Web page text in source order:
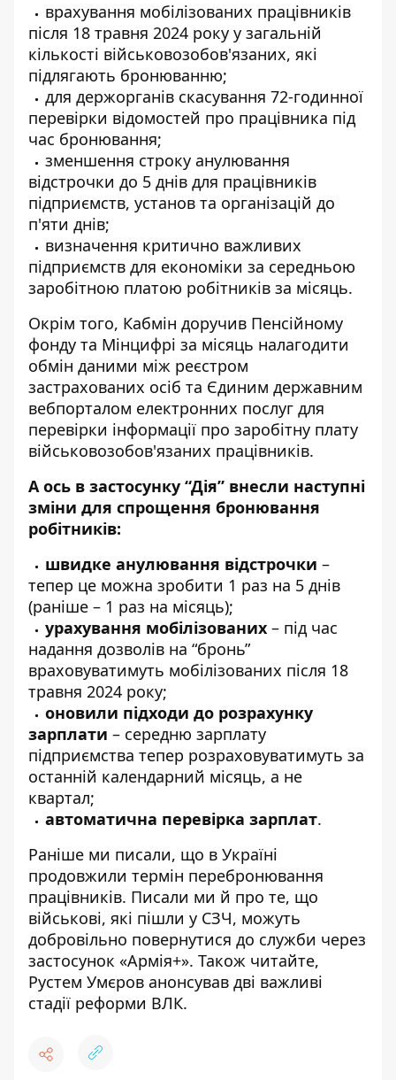
врахування мобілізованих працівників
після 18 травня 2024 року у загальній
кількості військовозобов'язаних, які
підлягають бронюванню;
для держорганів скасування 72-годинної
перевірки відомостей про працівника під
час бронювання;
зменшення строку анулювання
відстрочки до 5 днів для працівників
підприємств, установ та організацій до
п'яти днів;
визначення критично важливих
підприємств для економіки за середньою
заробітною платою робітників за місяць.
Окрім того, Кабмін доручив Пенсійному
фонду та Мінцифрі за місяць налагодити
обмін даними між реєстром
застрахованих осіб та Єдиним державним
вебпорталом електронних послуг для
перевірки інформації про заробітну плату
військовозобов'язаних працівників.
А ось в застосунку “Дія” внесли наступні
зміни для спрощення бронювання
робітників:
швидке анулювання відстрочки –
тепер це можна зробити 1 раз на 5 днів
(раніше – 1 раз на місяць);
урахування мобілізованих – під час
надання дозволів на “бронь”
враховуватимуть мобілізованих після 18
травня 2024 року;
оновили підходи до розрахунку
зарплати – середню зарплату
підприємства тепер розраховуватимуть за
останній календарний місяць, а не
квартал;
автоматична перевірка зарплат.
Раніше ми писали, що в Україні
продовжили термін перебронювання
працівників. Писали ми й про те, що
військові, які пішли у СЗЧ, можуть
добровільно повернутися до служби через
застосунок «Армія+». Також читайте,
Рустем Умєров анонсував дві важливі
стадії реформи ВЛК.